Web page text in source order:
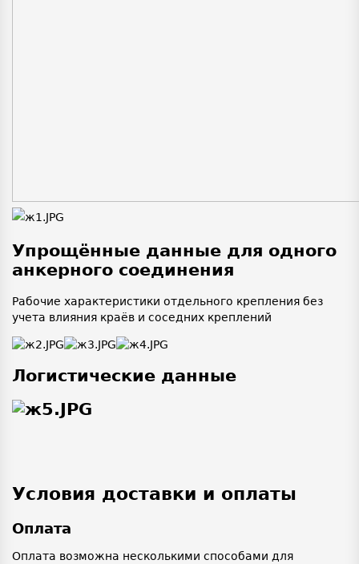
Упрощённые данные для одного
анкерного соединения
Рабочие характеристики отдельного крепления без
учета влияния краёв и соседних креплений
Логистические данные
Условия доставки и оплаты
Оплата
Оплата возможна несколькими способами для